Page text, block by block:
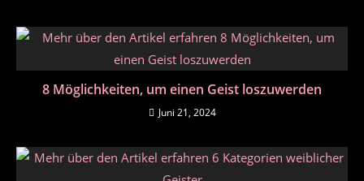
8 Möglichkeiten, um einen Geist loszuwerden
Juni 21, 2024